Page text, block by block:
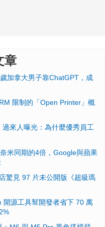
章
加拿大男子靠ChatGPT，成
限制的「Open Printer」概
來人曝光：為什麼優秀員工
米同期的4倍，Google與蘋果
驚見 97 片未公開版《超級瑪
源工具幫開發者省下 70 萬